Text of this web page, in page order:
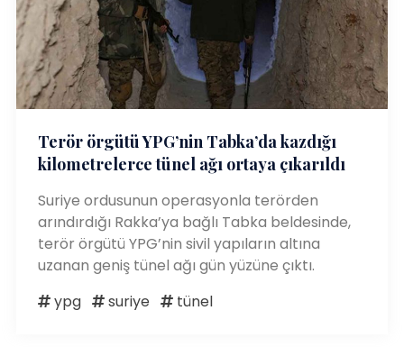
Terör örgütü YPG’nin Tabka’da kazdığı
kilometrelerce tünel ağı ortaya çıkarıldı
Suriye ordusunun operasyonla terörden
arındırdığı Rakka’ya bağlı Tabka beldesinde,
terör örgütü YPG’nin sivil yapıların altına
uzanan geniş tünel ağı gün yüzüne çıktı.
ypg
suriye tünel